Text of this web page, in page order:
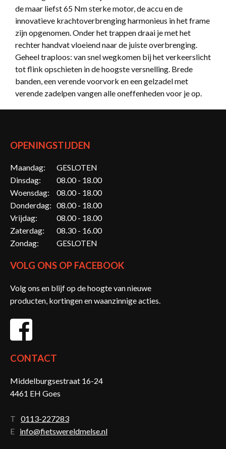
de maar liefst 65 Nm sterke motor, de accu en de
innovatieve krachtoverbrenging harmonieus in het frame
zijn opgenomen. Onder het trappen draai je met het
rechter handvat vloeiend naar de juiste overbrenging.
Geheel traploos: van snel wegkomen bij het verkeerslicht
tot flink opschieten in de hoogste versnelling. Brede
banden, een verende voorvork en een gelzadel met
verende zadelpen vangen alle oneffenheden voor je op.
OPENINGSTIJDEN
Maandag:
GESLOTEN
Dinsdag:
08.00 - 18.00
Woensdag:
08.00 - 18.00
Donderdag: 08.00 - 18.00
Vrijdag:
08.00 - 18.00
Zaterdag:
08.30 - 16.00
Zondag:
GESLOTEN
VOLG ONS OP FACEBOOK
Volg ons en blijf op de hoogte van nieuwe
producten, kortingen en waanzinnige acties.
CONTACT
Middelburgsestraat 16-24
4461 EH Goes
T 0113-227283
E info@fietswereldmelse.nl